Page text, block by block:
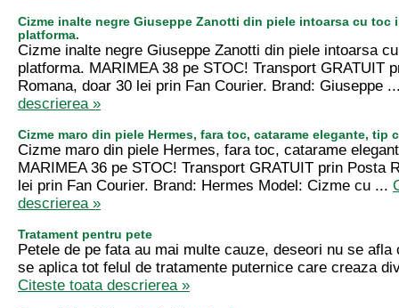
Cizme inalte negre Giuseppe Zanotti din piele intoarsa cu toc
platforma.
Cizme inalte negre Giuseppe Zanotti din piele intoarsa
platforma. MARIMEA 38 pe STOC! Transport GRATUIT
Romana, doar 30 lei prin Fan Courier. Brand: Giuseppe
descrierea »
Cizme maro din piele Hermes, fara toc, catarame elegante, tip
Cizme maro din piele Hermes, fara toc, catarame
MARIMEA 36 pe STOC! Transport GRATUIT prin Posta
lei prin Fan Courier. Brand: Hermes Model: Cizme cu ...
descrierea »
Tratament pentru pete
Petele de pe fata au mai multe cauze, deseori nu se afla
se aplica tot felul de tratamente puternice care creaza
Citeste toata descrierea »